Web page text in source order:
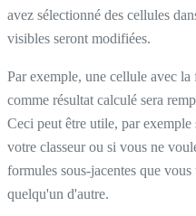
avez sélectionné des cellules
visibles seront modifiées.
Par exemple, une cellule avec
comme résultat calculé sera
Ceci peut être utile, par
votre classeur ou si vous ne
formules sous-jacentes que
quelqu'un d'autre.